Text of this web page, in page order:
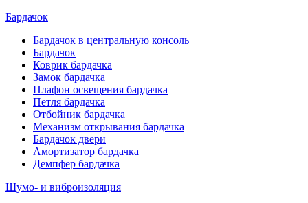
Бардачок
Бардачок в центральную консоль
Бардачок
Коврик бардачка
Замок бардачка
Плафон освещения бардачка
Петля бардачка
Отбойник бардачка
Механизм открывания бардачка
Бардачок двери
Амортизатор бардачка
Демпфер бардачка
Шумо- и виброизоляция